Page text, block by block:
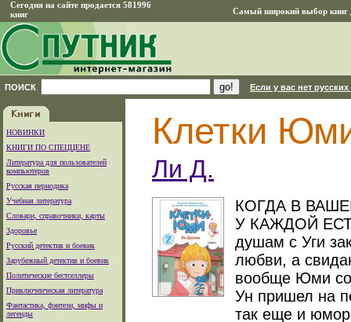
Сегодня на сайте продается 581996
книг
Самый широкий выбор книг
ПОИСК Если у вас нет
НОВИНКИ
КНИГИ ПО СПЕЦЦЕНЕ
Литература для пользователей
компьютеров
Русская периодика
Учебная литература
Словари, справочники, карты
Здоровье
Русский детектив и боевик
Зарубежный детектив и боевик
Политические бестселлеры
Приключенческая литература
Фантастика, фэнтези, мифы и
легенды
Клетки
Ли Д.
КОГДА В
У КАЖДОЙ
душам с Уги
любви, а
вообще Юми
Ун пришел на
так еще и юмор